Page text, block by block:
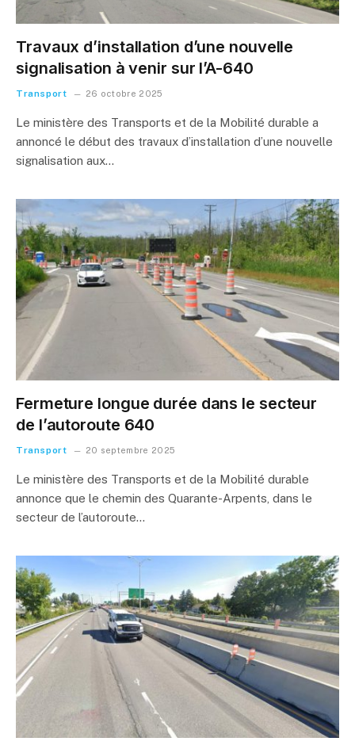
Travaux d’installation d’une nouvelle
signalisation à venir sur l’A-640
Transport 26 octobre 2025
Le ministère des Transports et de la Mobilité durable a
annoncé le début des travaux d’installation d’une nouvelle
signalisation aux…
Fermeture longue durée dans le secteur
de l’autoroute 640
Transport 20 septembre 2025
Le ministère des Transports et de la Mobilité durable
annonce que le chemin des Quarante-Arpents, dans le
secteur de l’autoroute…